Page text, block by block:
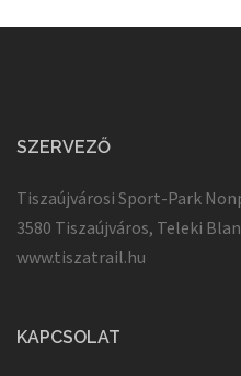
SZERVEZŐ
Tiszaújvárosi Sport-Park
3580 Tiszaújváros, Teleki
www.tiszatrail.hu
KAPCSOLAT